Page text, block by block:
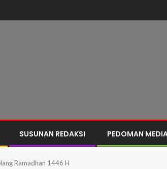
SUSUNAN REDAKSI PEDOMAN
Ramadhan 1446 H